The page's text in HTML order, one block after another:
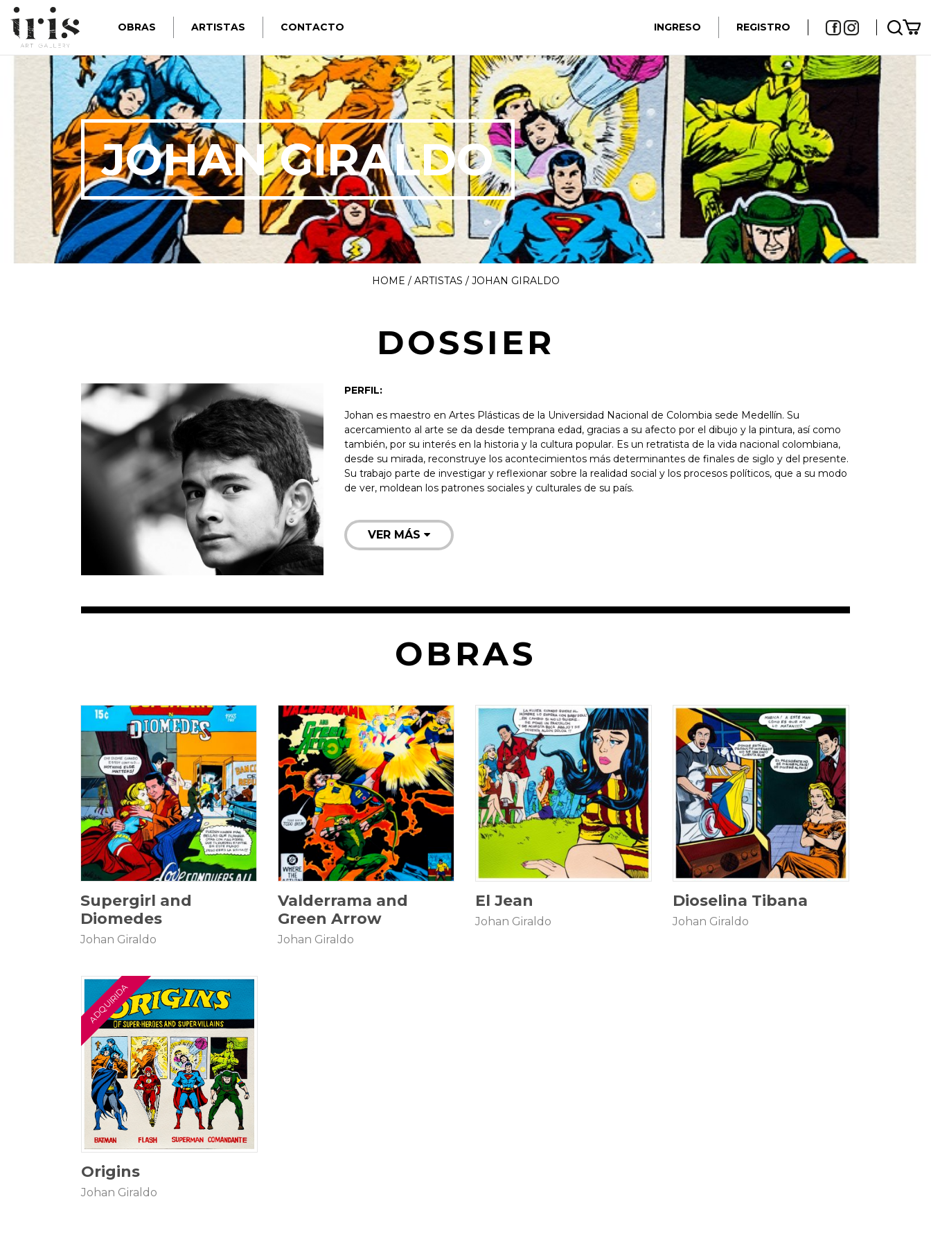
OBRAS ARTISTAS CONTACTO INGRESO REGISTRO
JOHAN GIRALDO
HOME / ARTISTAS / JOHAN GIRALDO
DOSSIER
PERFIL:
Johan es maestro en Artes Plásticas de la Universidad Nacional de Colombia sede Medellín. Su
acercamiento al arte se da desde temprana edad, gracias a su afecto por el dibujo y la pintura, así como
también, por su interés en la historia y la cultura popular. Es un retratista de la vida nacional colombiana,
desde su mirada, reconstruye los acontecimientos más determinantes de finales de siglo y del presente.
Su trabajo parte de investigar y reflexionar sobre la realidad social y los procesos políticos, que a su modo
de ver, moldean los patrones sociales y culturales de su país.
VER MÁS
OBRAS
70 × 50 cm
$6.000.000
Supergirl and
Diomedes
Johan Giraldo
70 × 50 cm
$5.000.000
Valderrama and
Green Arrow
Johan Giraldo
25 × 25 cm
$2.500.000
El Jean
Johan Giraldo
25 × 25 cm
$2.800.000
Dioselina Tibana
Johan Giraldo
25 × 25 cm
$2.500.000
Origins
Johan Giraldo